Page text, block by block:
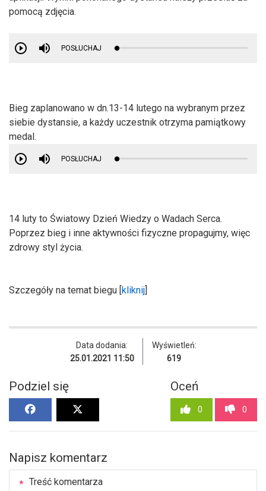
pomocą zdjęcia.
POSŁUCHAJ
Bieg zaplanowano w dn.13-14 lutego na wybranym przez
siebie dystansie, a każdy uczestnik otrzyma pamiątkowy
medal.
POSŁUCHAJ
14 luty to Światowy Dzień Wiedzy o Wadach Serca.
Poprzez bieg i inne aktywności fizyczne propagujmy, więc
zdrowy styl życia.
Szczegóły na temat biegu [kliknij]
Data dodania:
25.01.2021 11:50
Wyświetleń:
619
Podziel się Oceń
0 0
Napisz komentarz
Treść komentarza